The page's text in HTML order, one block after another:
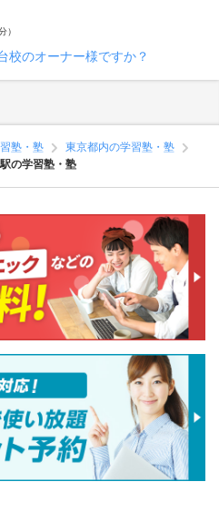
）
校のオーナー様ですか？
塾・塾
東京都内の学習塾・塾
の学習塾・塾